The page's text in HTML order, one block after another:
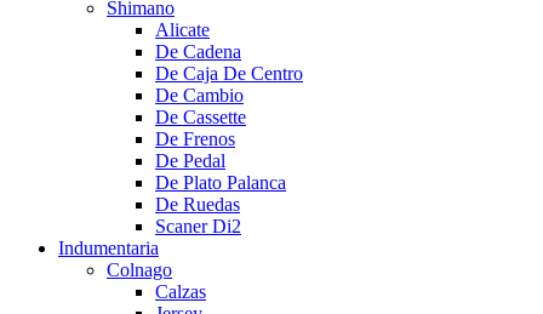
Shimano
Alicate
De Cadena
De Caja De Centro
De Cambio
De Cassette
De Frenos
De Pedal
De Plato Palanca
De Ruedas
Scaner Di2
Indumentaria
Colnago
Calzas